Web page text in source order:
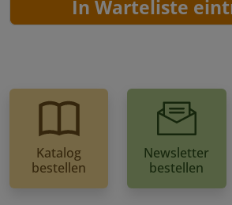
In Warteliste
Katalog
bestellen
Newsletter
bestellen